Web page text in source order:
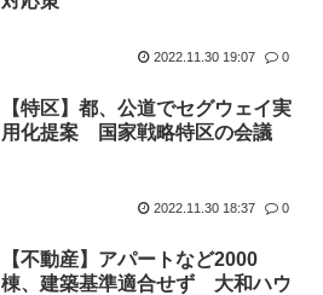
2022.11.30 19:07 0
【特区】都、公道でセグウェイ実
用化提案 国家戦略特区の会議
2022.11.30 18:37 0
【不動産】アパートなど2000
棟、建築基準適合せず 大和ハウ